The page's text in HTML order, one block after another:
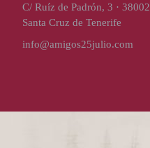
C/ Ruíz de Padrón, 3 · 38002
Santa Cruz de Tenerife
info@amigos25julio.com